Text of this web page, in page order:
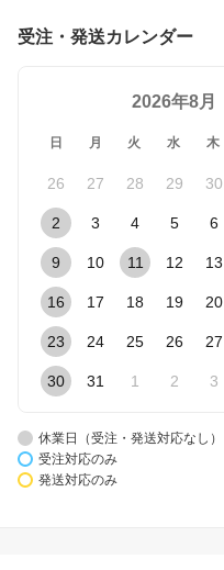
受注・発送カレンダー
2026年8月
日 月 火 水 木
26 27 28 29 30
2 3 4 5 6
9 10 11 12 13
16 17 18 19 20
23 24 25 26 27
30 31 1 2 3
休業日（受注・発送対応なし）
受注対応のみ
発送対応のみ